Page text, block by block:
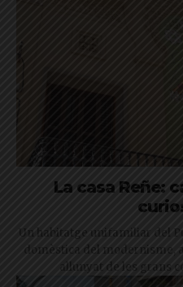
La casa Reñe:
Un habitatge unifamiliar del
domèstica del modernisme,
allunyat de les grans